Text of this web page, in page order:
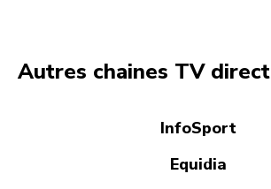
Autres chaines TV direct
InfoSport
Equidia